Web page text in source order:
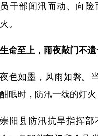
员干部闻汛而动、向
火。
生命至上，雨夜敲门不
夜色如墨，风雨如磐。
酣眠时，防汛一线的灯火
崇阳县防汛抗旱指挥